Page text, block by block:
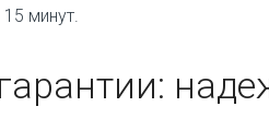
минут.